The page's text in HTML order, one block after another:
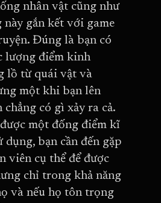
nhân vật cũng như
này gắn kết với game
Đúng là bạn có
lượng điểm kinh
lồ từ quái vật và
một khi bạn lên
chẳng có gì xảy ra cả.
một đống điểm kĩ
dụng, bạn cần đến gặp
viên cụ thể để được
chỉ trong khả năng
và nếu họ tôn trọng